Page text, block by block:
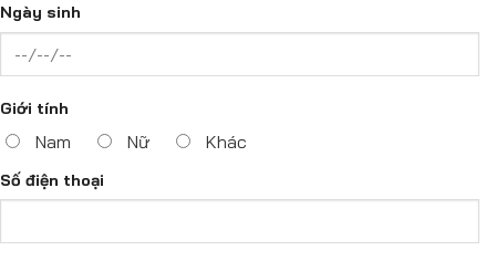
Ngày sinh
Giới tính
Nam Nữ Khác
Số điện thoại